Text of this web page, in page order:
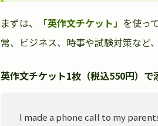
まずは、 「英作文チケット」 を使っ
常、ビジネス、時事や試験対策など
英作文チケット1枚（税込550円）
I made a phone call to my